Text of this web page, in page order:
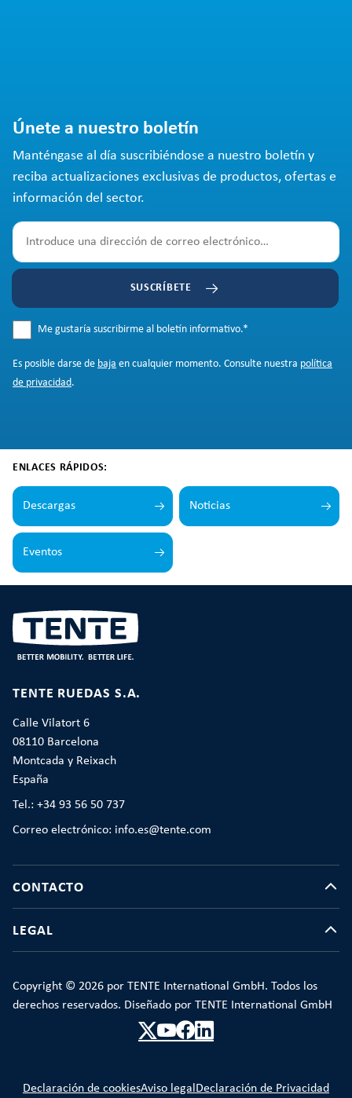
Únete a nuestro boletín
Manténgase al día suscribiéndose a nuestro boletín y
reciba actualizaciones exclusivas de productos, ofertas e
información del sector.
SUSCRÍBETE
Me gustaría suscribirme al boletín informativo.*
Es posible darse de baja en cualquier momento. Consulte nuestra política
de privacidad.
ENLACES RÁPIDOS:
Descargas Noticias
Eventos
TENTE RUEDAS S.A.
Calle Vilatort 6
08110 Barcelona
Montcada y Reixach
España
Tel.: +34 93 56 50 737
Correo electrónico: info.es@tente.com
CONTACTO
LEGAL
Copyright © 2026 por TENTE International GmbH. Todos los
derechos reservados. Diseñado por TENTE International GmbH
Declaración de cookiesAviso legalDeclaración de Privacidad